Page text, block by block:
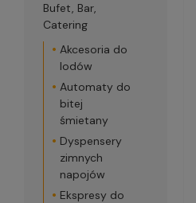
Bufet, Bar,
Catering
Akcesoria do
lodów
Automaty do
bitej
śmietany
Dyspensery
zimnych
napojów
Ekspresy do